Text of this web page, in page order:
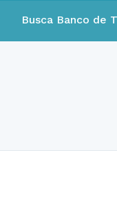
Busca Banco de